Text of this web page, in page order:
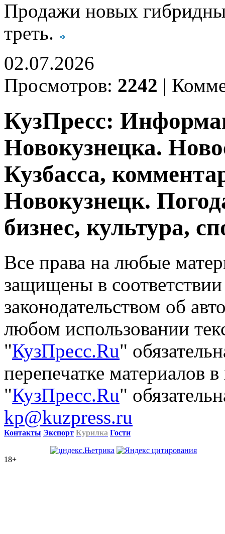
Продажи новых
треть.
02.07.2026
Просмотров: 2242 |
КузПресс:
Новокузнецка.
Кузбасса,
Новокузнецк.
бизнес, культура,
Все права на любые
защищены в
законодательством об
любом использовании
"КузПресс.Ru"
перепечатке материалов
"КузПресс.Ru"
kp@kuzpress.ru
Контакты Экспорт Курилка Гости
18+